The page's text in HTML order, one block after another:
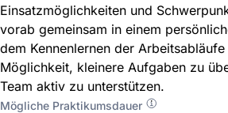
Einsatzmöglichkeiten und
vorab gemeinsam in einem
dem Kennenlernen der
Möglichkeit, kleinere Aufgaben zu
Team aktiv zu unterstützen.
Mögliche Praktikumsdauer